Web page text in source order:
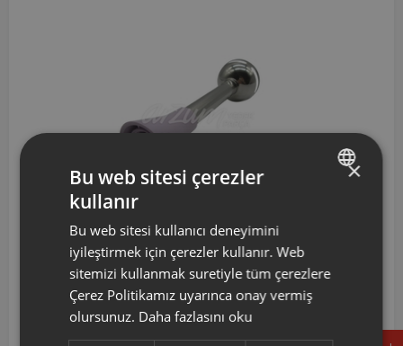
AR178005 Arzum İronmix Parçalayıcı Gövde-Eflatun
1.016 TL
×
Bu web sitesi çerezler
kullanır
Bu web sitesi kullanıcı deneyimini
iyileştirmek için çerezler kullanır. Web
sitemizi kullanmak suretiyle tüm çerezlere
Çerez Politikamız uyarınca onay vermiş
olursunuz. Daha fazlasını oku